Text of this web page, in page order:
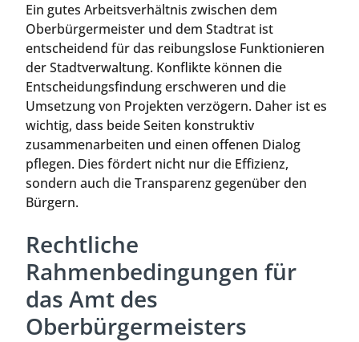
Ein gutes Arbeitsverhältnis zwischen dem
Oberbürgermeister und dem Stadtrat ist
entscheidend für das reibungslose Funktionieren
der Stadtverwaltung. Konflikte können die
Entscheidungsfindung erschweren und die
Umsetzung von Projekten verzögern. Daher ist es
wichtig, dass beide Seiten konstruktiv
zusammenarbeiten und einen offenen Dialog
pflegen. Dies fördert nicht nur die Effizienz,
sondern auch die Transparenz gegenüber den
Bürgern.
Rechtliche
Rahmenbedingungen für
das Amt des
Oberbürgermeisters